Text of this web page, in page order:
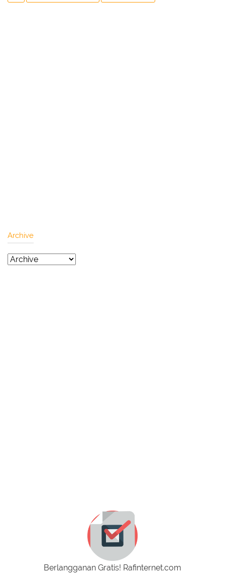
Archive
Berlangganan Gratis! Rafinternet.com